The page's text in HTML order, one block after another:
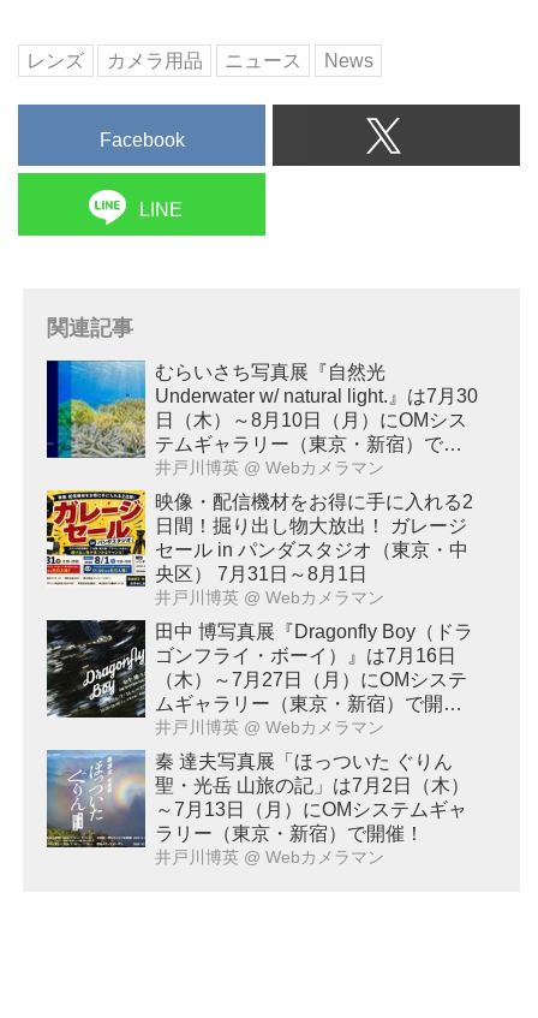
レンズ カメラ用品 ニュース News
Facebook
LINE
関連記事
むらいさち写真展『自然光
Underwater w/ natural light.』は7月30
日（木）～8月10日（月）にOMシス
テムギャラリー（東京・新宿）で開
催！
井戸川博英 @ Webカメラマン
映像・配信機材をお得に手に入れる2
日間！掘り出し物大放出！ ガレージ
セール in パンダスタジオ（東京・中
央区） 7月31日～8月1日
井戸川博英 @ Webカメラマン
田中 博写真展『Dragonfly Boy（ドラ
ゴンフライ・ボーイ）』は7月16日
（木）～7月27日（月）にOMシステ
ムギャラリー（東京・新宿）で開
催！
井戸川博英 @ Webカメラマン
秦 達夫写真展「ほっついた ぐりん
聖・光岳 山旅の記」は7月2日（木）
～7月13日（月）にOMシステムギャ
ラリー（東京・新宿）で開催！
井戸川博英 @ Webカメラマン